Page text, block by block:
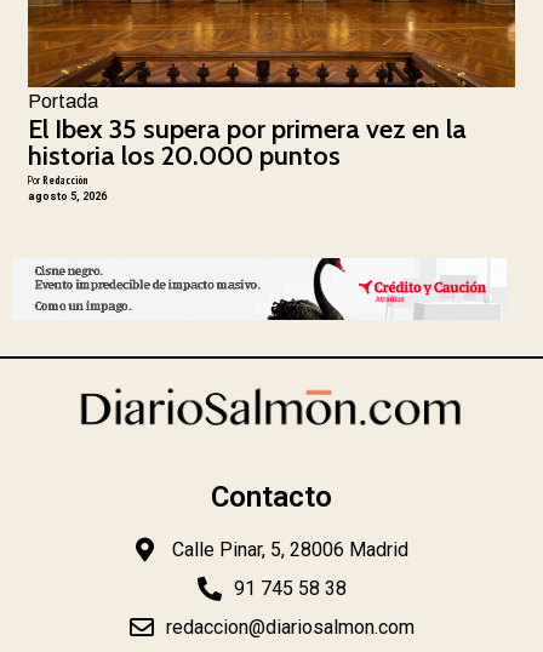
Portada
El Ibex 35 supera por primera vez en la
historia los 20.000 puntos
PorRedacción
agosto 5, 2026
Contacto
Calle Pinar, 5, 28006 Madrid
91 745 58 38
redaccion@diariosalmon.com